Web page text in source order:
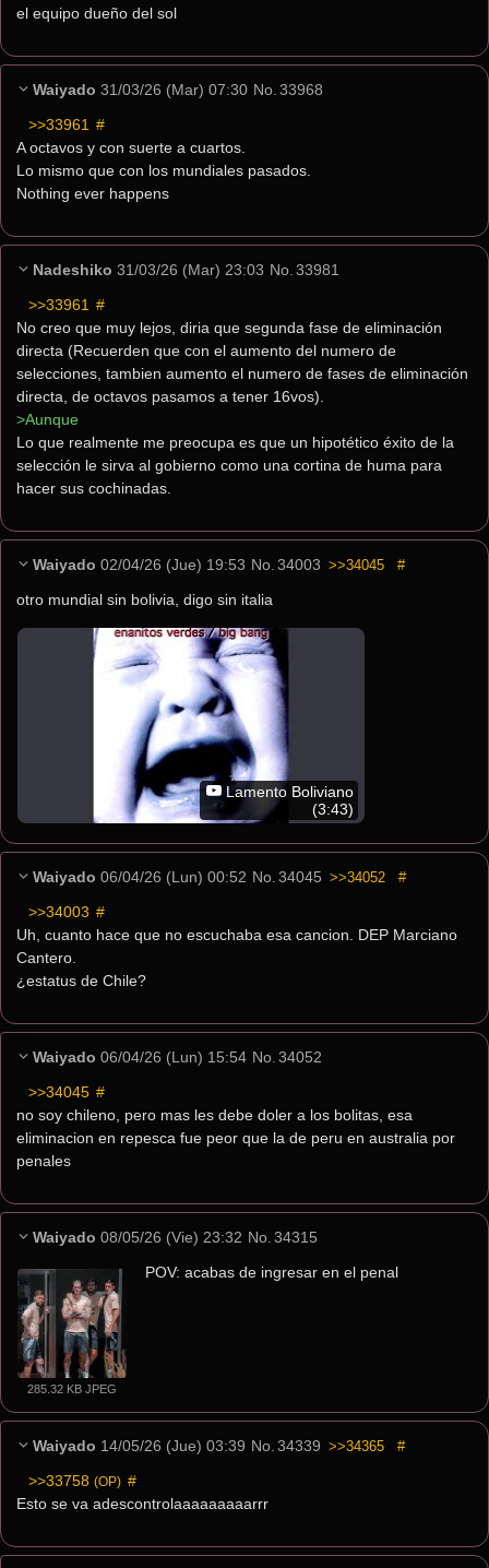
el equipo dueño del sol
Waiyado 31/03/26 (Mar) 07:30 No. 33968
>>33961 #
A octavos y con suerte a cuartos.
Lo mismo que con los mundiales pasados.
Nothing ever happens
Nadeshiko 31/03/26 (Mar) 23:03 No. 33981
>>33961 #
No creo que muy lejos, diria que segunda fase de eliminación
directa (Recuerden que con el aumento del numero de
selecciones, tambien aumento el numero de fases de eliminación
directa, de octavos pasamos a tener 16vos).
>Aunque
Lo que realmente me preocupa es que un hipotético éxito de la
selección le sirva al gobierno como una cortina de huma para
hacer sus cochinadas.
Waiyado 02/04/26 (Jue) 19:53 No. 34003 >>34045 #
otro mundial sin bolivia, digo sin italia
Lamento Boliviano
(3:43)
Waiyado 06/04/26 (Lun) 00:52 No. 34045 >>34052 #
>>34003 #
Uh, cuanto hace que no escuchaba esa cancion. DEP Marciano
Cantero.
¿estatus de Chile?
Waiyado 06/04/26 (Lun) 15:54 No. 34052
>>34045 #
no soy chileno, pero mas les debe doler a los bolitas, esa
eliminacion en repesca fue peor que la de peru en australia por
penales
Waiyado 08/05/26 (Vie) 23:32 No. 34315
285.32 KB JPEG
POV: acabas de ingresar en el penal
Waiyado 14/05/26 (Jue) 03:39 No. 34339 >>34365 #
>>33758 (OP) #
Esto se va adescontrolaaaaaaaaarrr